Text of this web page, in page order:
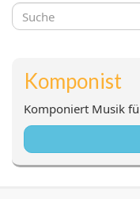
Komponist
Komponiert Musik